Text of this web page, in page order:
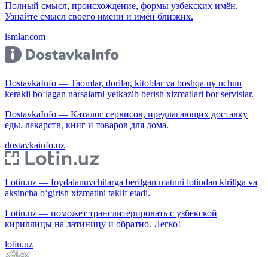
Полный смысл, происхождение, формы узбекских имён.
Узнайте смысл своего имени и имён близких.
ismlar.com
DostavkaInfo — Taomlar, dorilar, kitoblar va boshqa uy uchun
kerakli bo‘lagan narsalarni yetkazib berish xizmatlari bor servislar.
DostavkaInfo — Каталог сервисов, предлагающих доставку
еды, лекарств, книг и товаров для дома.
dostavkainfo.uz
Lotin.uz — foydalanuvchilarga berilgan matnni lotindan kirillga va
aksincha o‘girish xizmatini taklif etadi.
Lotin.uz — поможет транслитерировать с узбекской
кириллицы на латиницу и обратно. Легко!
lotin.uz